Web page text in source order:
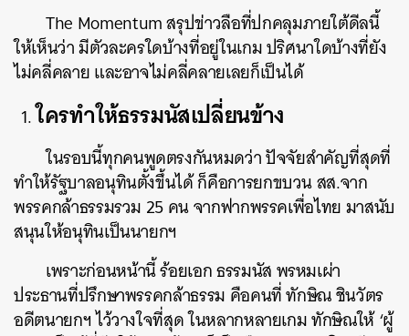
The Momentum สรุปข่าวลือที่ปกคลุมภายใต้ดีลนี้
ให้เห็นว่า มีตัวละครใดบ้างที่อยู่ในเกม ปริศนาใดบ้างที่ยัง
ไม่คลี่คลาย และอาจไม่คลี่คลายเลยก็เป็นได้
ใครทำให้ธรรมนัสเปลี่ยนข้าง
ในรอบนี้ทุกคนพูดตรงกันหมดว่า ปัจจัยสำคัญที่สุดที่
ทำให้รัฐบาลอนุทินตั้งขึ้นได้ ก็คือการยกขบวน สส.จาก
พรรคกล้าธรรมรวม 25 คน จากฟากพรรคเพื่อไทย มาสนับ
สนุนให้อนุทินเป็นนายกฯ
เพราะก่อนหน้านี้ ร้อยเอก ธรรมนัส พรหมเผ่า
ประธานที่ปรึกษาพรรคกล้าธรรม คือคนที่ ทักษิณ ชินวัตร
อดีตนายกฯ ไว้วางใจที่สุด ในหลากหลายเกม ทักษิณให้ ‘ผู้